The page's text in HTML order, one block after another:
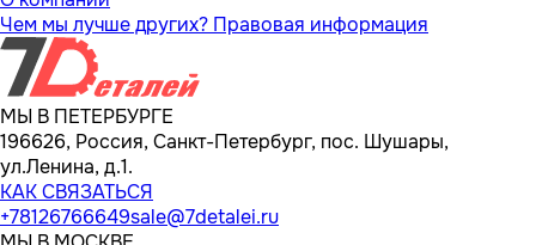
Чем мы лучше других? Правовая информация
МЫ В ПЕТЕРБУРГЕ
196626, Россия, Санкт-Петербург, пос. Шушары,
ул.Ленина, д.1.
КАК СВЯЗАТЬСЯ
+78126766649sale@7detalei.ru